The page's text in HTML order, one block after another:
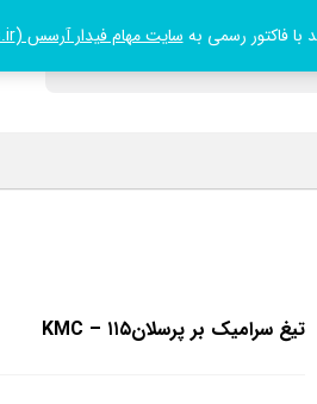
تیغ سرامیک بر پرسلانKMC – ۱۱۵
فاکتور رسمی بهسایت مهام فیدار آرسس (mahamfidararses.ir)